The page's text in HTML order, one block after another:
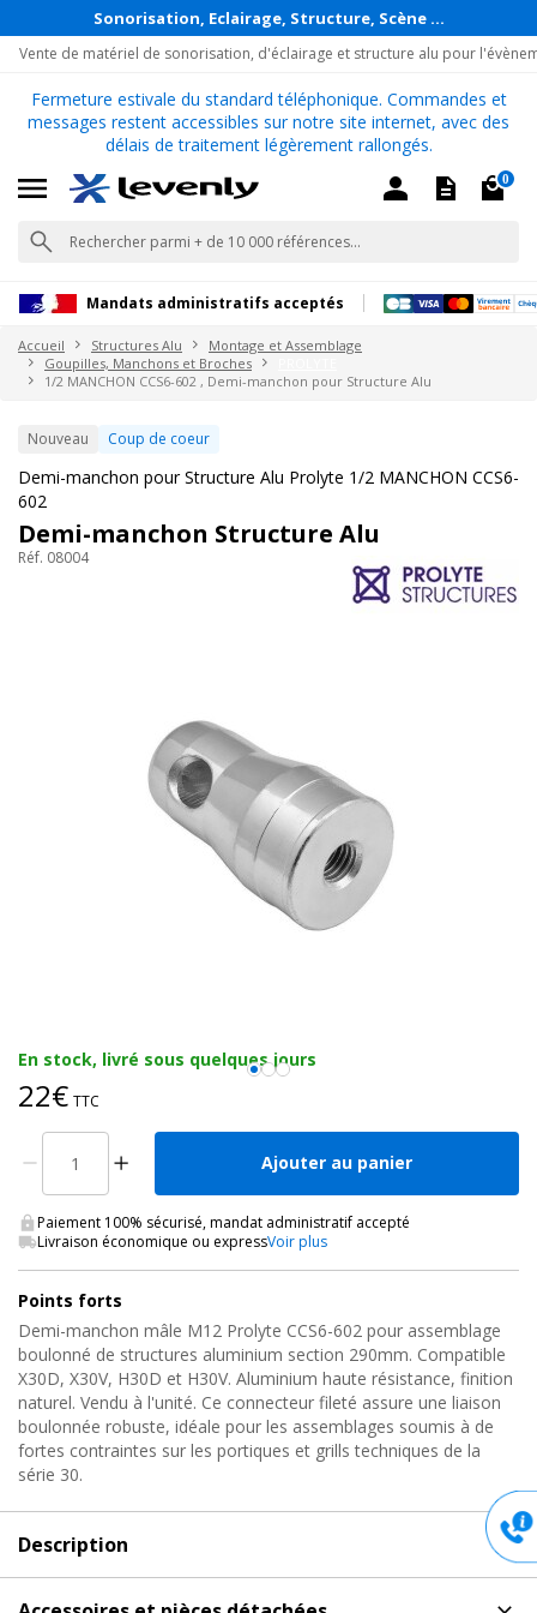
Sonorisation, Eclairage, Structure, Scène ...
Vente de matériel de sonorisation, d'éclairage et structure alu pour
Fermeture estivale du standard téléphonique. Commandes et
messages restent accessibles sur notre site internet, avec des
délais de traitement légèrement rallongés.
0
Mandats administratifs acceptés
Accueil Structures Alu
Montage et Assemblage
Goupilles, Manchons et Broches
1/2 MANCHON CCS6-602 , Demi-manchon pour Structure Alu
Nouveau Coup de coeur
Demi-manchon pour Structure Alu Prolyte 1/2 MANCHON CCS6-
602
Demi-manchon Structure Alu
Réf. 08004
En stock, livré sous quelques jours
22€ TTC
Ajouter au panier
Paiement 100% sécurisé, mandat administratif accepté
Livraison économique ou expressVoir plus
Points forts
Demi-manchon mâle M12 Prolyte CCS6-602 pour assemblage
boulonné de structures aluminium section 290mm. Compatible
X30D, X30V, H30D et H30V. Aluminium haute résistance, finition
naturel. Vendu à l'unité. Ce connecteur fileté assure une liaison
boulonnée robuste, idéale pour les assemblages soumis à de
fortes contraintes sur les portiques et grills techniques de la
série 30.
Description